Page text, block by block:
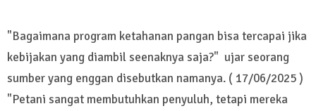
"Bagaimana program ketahanan pangan bisa tercapai jika
kebijakan yang diambil seenaknya saja?" ujar seorang
sumber yang enggan disebutkan namanya. ( 17/06/2025 )
"Petani sangat membutuhkan penyuluh, tetapi mereka